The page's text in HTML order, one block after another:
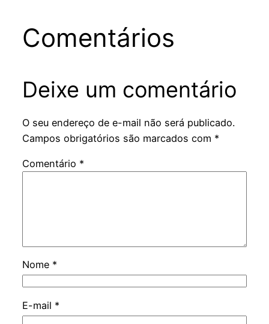
Comentários
Deixe um comentário
O seu endereço de e-mail não será publicado.
Campos obrigatórios são marcados com *
Comentário *
Nome *
E-mail *